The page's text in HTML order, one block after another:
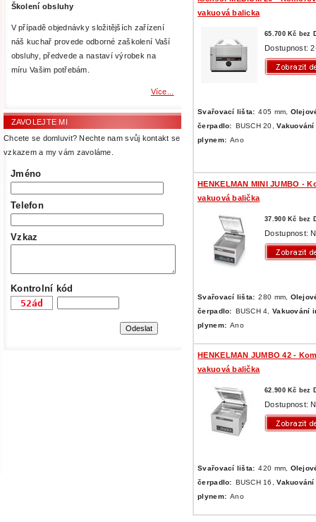
Školení obsluhy
V případě objednávky složitějších zařízení
náš kuchař provede odborné zaškolení Vaší
obsluhy, předvede a nastaví výrobek na
míru Vašim potřebám.
Více...
ZAVOLEJTE MI
Chcete se domluvit? Nechte nam svůj kontakt se
vzkazem a my vám zavoláme.
Jméno
Telefon
Vzkaz
Kontrolní kód
vakuová balicka
65.700 Kč bez
Dostupnost:
Svařovací lišta: 405 mm,
čerpadlo: BUSCH 20,
plynem: Ano
HENKELMAN MINI JUMBO -
vakuová balička
37.900 Kč bez
Dostupnost:
Svařovací lišta: 280 mm,
čerpadlo: BUSCH 4, Vakuování
plynem: Ano
HENKELMAN JUMBO 42 -
vakuová balička
62.900 Kč bez
Dostupnost:
Svařovací lišta: 420 mm,
čerpadlo: BUSCH 16,
plynem: Ano